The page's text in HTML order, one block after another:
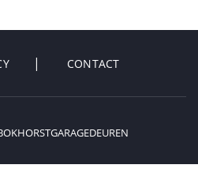
CONTACT